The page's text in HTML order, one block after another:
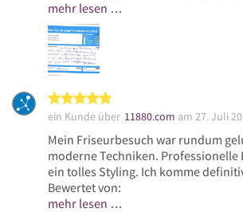
mehr lesen …
ein Kunde über 11880.com am 27. Juli
Mein Friseurbesuch war rundum
moderne Techniken. Professionelle
ein tolles Styling. Ich komme
Bewertet von:
mehr lesen …